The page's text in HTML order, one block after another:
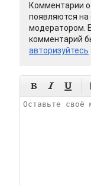
Комментарии
появляются на
модератором.
комментарий
авторизуйтесь
  